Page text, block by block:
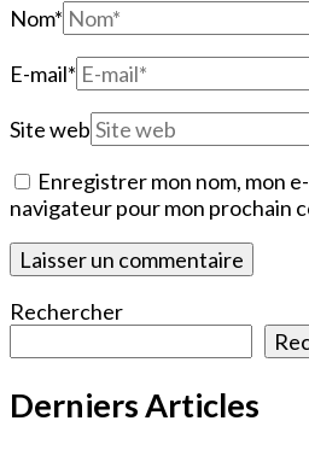
Nom*
E-mail*
Site web
Enregistrer mon nom, mon
navigateur pour mon prochain
Rechercher
Derniers Articles